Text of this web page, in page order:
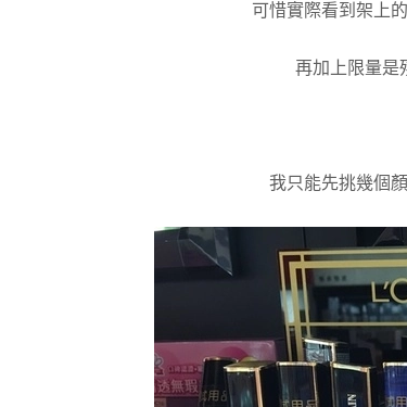
可惜實際看到架上
再加上限量是
我只能先挑幾個